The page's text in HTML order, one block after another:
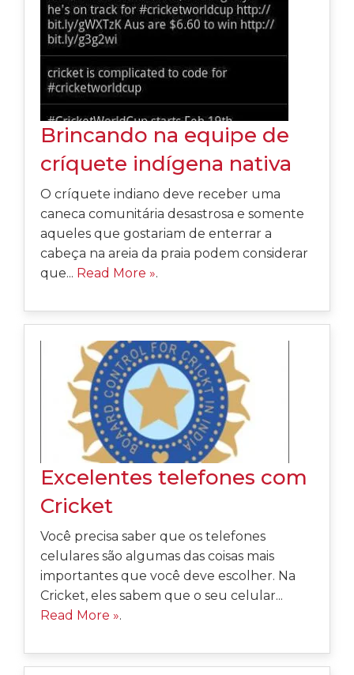
Brincando na equipe de
críquete indígena nativa
O críquete indiano deve receber uma
caneca comunitária desastrosa e somente
aqueles que gostariam de enterrar a
cabeça na areia da praia podem considerar
que... Read More ».
Excelentes telefones com
Cricket
Você precisa saber que os telefones
celulares são algumas das coisas mais
importantes que você deve escolher. Na
Cricket, eles sabem que o seu celular...
Read More ».